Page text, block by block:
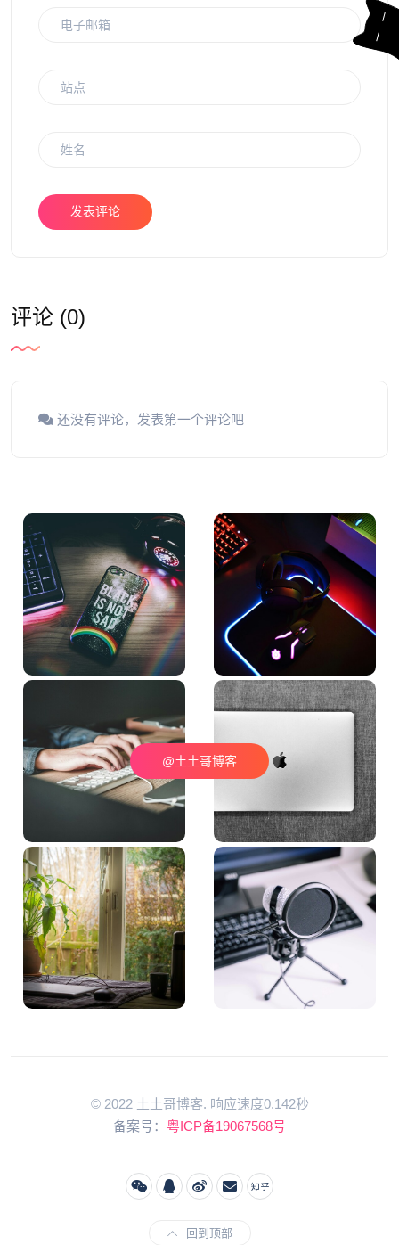
发表评论
评论 (0)
还没有评论，发表第一个评论吧
@土土哥博客
© 2022 土土哥博客. 响应速度0.142秒
备案号： 粤ICP备19067568号
回到顶部